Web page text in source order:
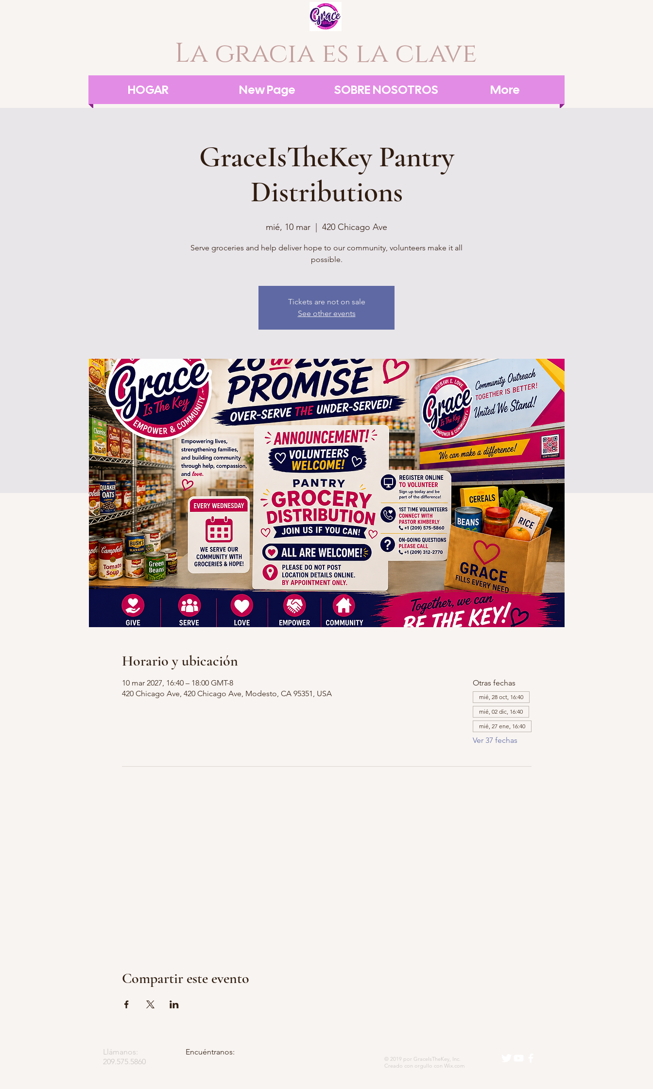
La gracia es la clave
HOGAR New Page SOBRE NOSOTROS More
GraceIsTheKey Pantry
Distributions
mié, 10 mar 420 Chicago Ave
Serve groceries and help deliver hope to our community, volunteers make it all
possible.
Tickets are not on sale
See other events
Horario y ubicación
10 mar 2027, 16:40 – 18:00 GMT-8
420 Chicago Ave, 420 Chicago Ave, Modesto, CA 95351, USA
Otras fechas
mié, 28 oct, 16:40
mié, 02 dic, 16:40
mié, 27 ene, 16:40
Ver 37 fechas
Compartir este evento
© 2019 por GraceIsTheKey, Inc.
Creado con orgullo con Wix.com
Llámanos:
209.575.5860
Encuéntranos: